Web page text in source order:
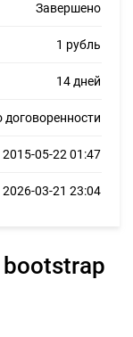
Завершено
1 рубль
14 дней
договоренности
2015-05-22 01:47
2026-03-21 23:04